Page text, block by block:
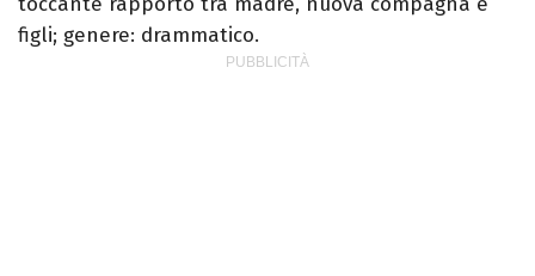
figli; genere: drammatico.